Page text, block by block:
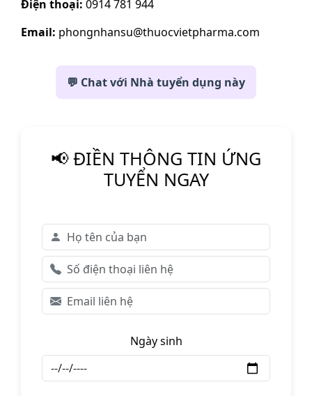
Điện thoại: 0914 781 944
Email: phongnhansu@thuocvietpharma.com
💬 Chat với Nhà tuyển dụng này
📢 ĐIỀN THÔNG TIN ỨNG
TUYỂN NGAY
Ngày sinh